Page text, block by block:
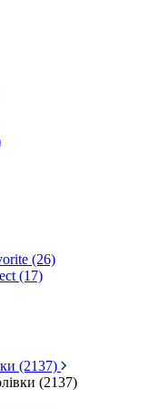
(26)
(17)
(2137)
(2137)